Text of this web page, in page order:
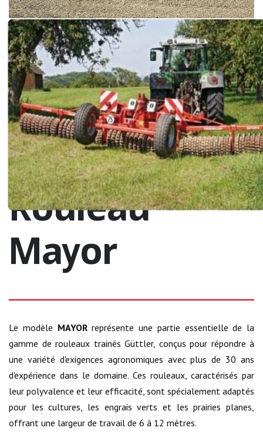
Rouleau
Mayor
Le modèle MAYOR représente une partie essentielle de la
gamme de rouleaux trainés Güttler, conçus pour répondre à
une variété d'exigences agronomiques avec plus de 30 ans
d'expérience dans le domaine. Ces rouleaux, caractérisés par
leur polyvalence et leur efficacité, sont spécialement adaptés
pour les cultures, les engrais verts et les prairies planes,
offrant une largeur de travail de 6 à 12 mètres.